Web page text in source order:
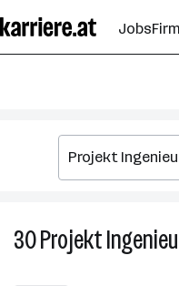
Seiteninhalt
springen
Jobs
30Projekt